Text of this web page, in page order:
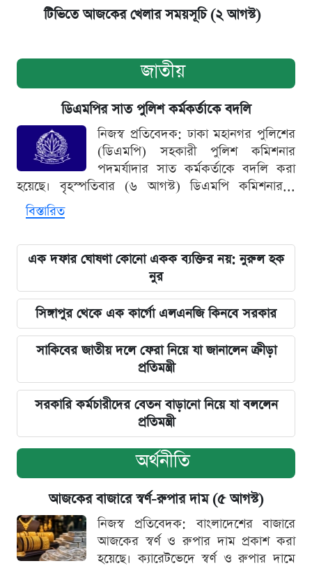
টিভিতে আজকের খেলার সময়সূচি (২ আগস্ট)
জাতীয়
ডিএমপির সাত পুলিশ কর্মকর্তাকে বদলি
নিজস্ব প্রতিবেদক: ঢাকা মহানগর পুলিশের
(ডিএমপি) সহকারী পুলিশ কমিশনার
পদমর্যাদার সাত কর্মকর্তাকে বদলি করা
হয়েছে। বৃহস্পতিবার (৬ আগস্ট) ডিএমপি কমিশনার...
বিস্তারিত
এক দফার ঘোষণা কোনো একক ব্যক্তির নয়: নুরুল হক
নুর
সিঙ্গাপুর থেকে এক কার্গো এলএনজি কিনবে সরকার
সাকিবের জাতীয় দলে ফেরা নিয়ে যা জানালেন ক্রীড়া
প্রতিমন্ত্রী
সরকারি কর্মচারীদের বেতন বাড়ানো নিয়ে যা বললেন
প্রতিমন্ত্রী
অর্থনীতি
আজকের বাজারে স্বর্ণ-রুপার দাম (৫ আগস্ট)
নিজস্ব প্রতিবেদক: বাংলাদেশের বাজারে
আজকের স্বর্ণ ও রুপার দাম প্রকাশ করা
হয়েছে। ক্যারেটভেদে স্বর্ণ ও রুপার দামে